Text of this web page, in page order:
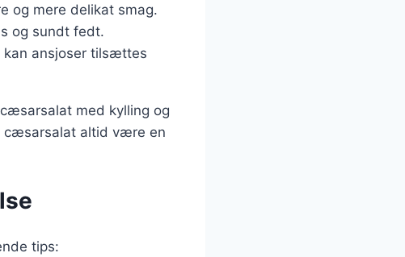
og mere delikat smag.
og sundt fedt.
kan ansjoser tilsættes
med kylling og
cæsarsalat altid være en
tips: